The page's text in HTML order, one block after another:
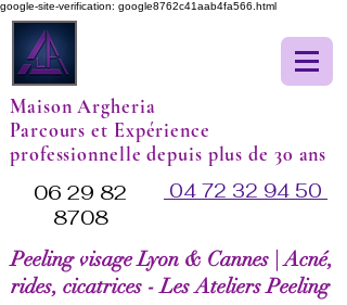
google-site-verification: google8762c41aab4fa566.html
Maison Argheria
Parcours et Expérience
professionnelle depuis plus de 30 ans
06 29 82
8708
04 72 32 94 50
Peeling visage Lyon & Cannes | Acné,
rides, cicatrices - Les Ateliers Peeling